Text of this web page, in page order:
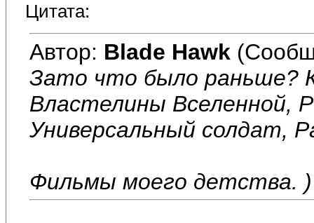
Цитата:
Автор: Blade Hawk
Зато что было раньше?
Властелины Вселенной,
Универсальный солдат,
Фильмы моего детства. )